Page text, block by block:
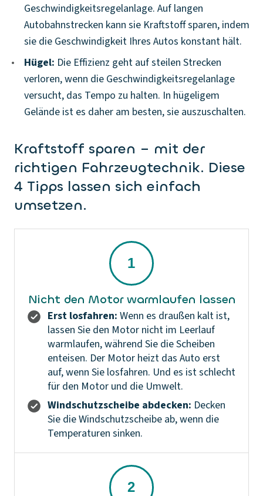
Geschwindigkeitsregelanlage. Auf langen
Autobahnstrecken kann sie Kraftstoff sparen, indem
sie die Geschwindigkeit Ihres Autos konstant hält.
•
Hügel: Die Effizienz geht auf steilen Strecken
verloren, wenn die Geschwindigkeitsregelanlage
versucht, das Tempo zu halten. In hügeligem
Gelände ist es daher am besten, sie auszuschalten.
Kraftstoff sparen – mit der
richtigen Fahrzeugtechnik. Diese
4 Tipps lassen sich einfach
umsetzen.
Nicht den Motor warmlaufen lassen
Erst losfahren: Wenn es draußen kalt ist,
lassen Sie den Motor nicht im Leerlauf
warmlaufen, während Sie die Scheiben
enteisen. Der Motor heizt das Auto erst
auf, wenn Sie losfahren. Und es ist schlecht
für den Motor und die Umwelt.
Windschutzscheibe abdecken: Decken
Sie die Windschutzscheibe ab, wenn die
Temperaturen sinken.